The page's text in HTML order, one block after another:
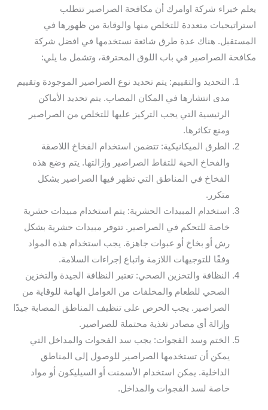
يعلم خبراء شركة اوامرك أن مكافحة الصراصير تتطلب
استراتيجيات متعددة للتخلص منها والوقاية من ظهورها في
المستقبل. هناك عدة طرق شائعة نستخدمها في افضل شركة
مكافحة الصراصير في باب اللوق المحترفة، وتشمل ما يلي:
التحديد والتقييم: يتم تحديد نوع الصراصير الموجودة وتقييم
مدى انتشارها في المكان المصاب. يتم تحديد الأماكن
الرئيسية التي يجب التركيز عليها للتخلص من الصراصير
ومنع تكاثرها.
الطرق الميكانيكية: تتضمن استخدام الفخاخ اللاصقة
والفخاخ الحية للتقاط الصراصير وإزالتها. يتم وضع هذه
الفخاخ في المناطق التي تظهر فيها الصراصير بشكل
متكرر.
استخدام المبيدات الحشرية: يتم استخدام مبيدات حشرية
خاصة للتحكم في الصراصير. تتوفر مبيدات حشرية بشكل
رش أو بخاخ أو عبوات جاهزة. يجب استخدام هذه المواد
وفقًا للتوجيهات اللازمة واتباع إجراءات السلامة.
النظافة والتخزين الصحي: تعتبر النظافة الجيدة والتخزين
الصحي للطعام والمخلفات من العوامل الهامة للوقاية من
الصراصير. يجب الحرص على تنظيف المناطق المصابة جيدًا
وإزالة أي مصادر تغذية محتملة للصراصير.
الختم وسد الفجوات: يجب سد الفجوات والمداخل التي
يمكن أن تستخدمها الصراصير للوصول إلى المناطق
الداخلية. يمكن استخدام الأسمنت أو السيليكون أو مواد
خاصة لسد الفجوات والمداخل.